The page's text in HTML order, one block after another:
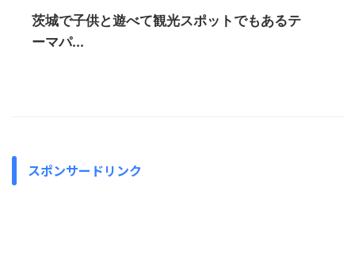
茨城で子供と遊べて観光スポットでもあるテ
ーマパ...
スポンサードリンク